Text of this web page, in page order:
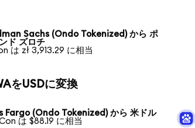
Sachs (Ondo Tokenized) から ポ
ド ズロチ
は zł 3,913.29 に相当
をUSDに変換
Fargo (Ondo Tokenized) から 米ドル
は $88.19 に相当